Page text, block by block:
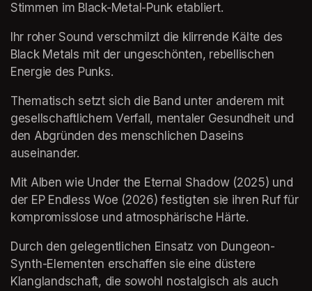
Stimmen im Black-Metal-Punk etabliert.
Ihr roher Sound verschmilzt die klirrende Kälte des
Black Metals mit der ungeschönten, rebellischen
Energie des Punks.
Thematisch setzt sich die Band unter anderem mit
gesellschaftlichem Verfall, mentaler Gesundheit und
den Abgründen des menschlichen Daseins
auseinander.
Mit Alben wie Under the Eternal Shadow (2025) und
der EP Endless Woe (2026) festigten sie ihren Ruf für
kompromisslose und atmosphärische Härte.
Durch den gelegentlichen Einsatz von Dungeon-
Synth-Elementen erschaffen sie eine düstere
Klanglandschaft, die sowohl nostalgisch als auch